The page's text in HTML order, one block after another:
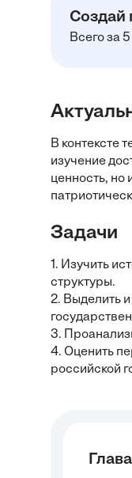
Создай
Всего за
В контексте
изучение
ценность, но
Задачи
1. Изучить
структуры.
2. Выделить
3.
4. Оценить
российской